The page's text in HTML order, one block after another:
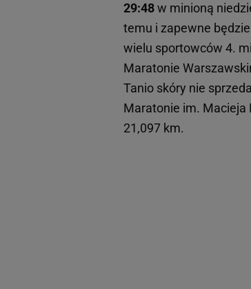
29:48w minioną
temu i zapewne
wielu sportowców 4.
Maratonie
Tanio skóry nie
Maratonie im. Macieja
21,097 km.